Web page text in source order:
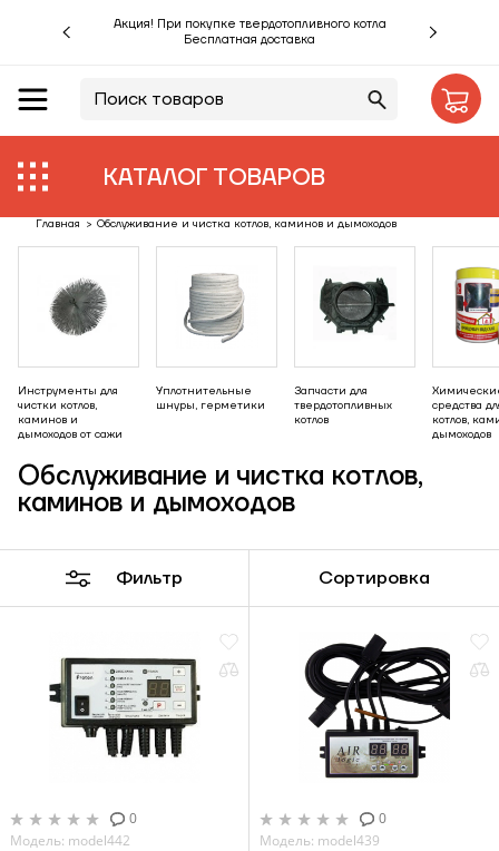
Акция! При покупке твердотопливного котла
Бесплатная доставка
КАТАЛОГ ТОВАРОВ
Акции %
Производители
Объекты
Монтаж
Клиентам
Статьи
Контакты
Главная > Обслуживание и чистка котлов, каминов и дымоходов
Инструменты для
чистки котлов,
каминов и
дымоходов от сажи
Уплотнительные
шнуры, герметики
Запчасти для
твердотопливных
котлов
средства
котлов,
дымоходов
Обслуживание и чистка котлов,
каминов и дымоходов
Фильтр Сортировка
0
Модель: model442
0
Модель: model439